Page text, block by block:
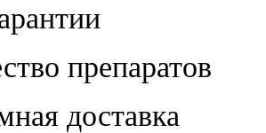
препаратов
доставка